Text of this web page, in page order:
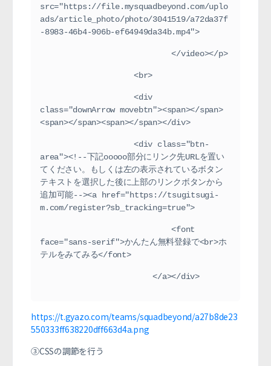
src="https://file.mysquadbeyond.com/uplo
ads/article_photo/photo/3041519/a72da37f
-8983-46b4-906b-ef64949da34b.mp4">
                            </video></p>
                    <br>
                    <div
class="downArrow movebtn"><span></span>
<span></span><span></span></div>
                    <div class="btn-
area"><!--下記ooooo部分にリンク先URLを置い
てください。もしくは左の表示されているボタン
テキストを選択した後に上部のリンクボタンから
追加可能--><a href="https://tsugitsugi-
m.com/register?sb_tracking=true">
                            <font
face="sans-serif">かんたん無料登録で<br>ホ
テルをみてみる</font>
                        </a></div>
https://t.gyazo.com/teams/squadbeyond/a27b8de23
550333ff638220dff663d4a.png
③CSSの調節を行う